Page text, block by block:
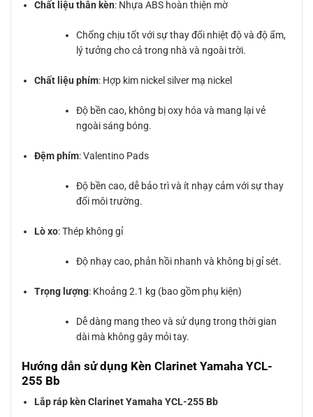
Chất liệu thân kèn: Nhựa ABS hoàn thiện mờ
Chống chịu tốt với sự thay đổi nhiệt độ và độ ẩm,
lý tưởng cho cả trong nhà và ngoài trời.
Chất liệu phím: Hợp kim nickel silver mạ nickel
Độ bền cao, không bị oxy hóa và mang lại vẻ
ngoài sáng bóng.
Đệm phím: Valentino Pads
Độ bền cao, dễ bảo trì và ít nhạy cảm với sự thay
đổi môi trường.
Lò xo: Thép không gỉ
Độ nhạy cao, phản hồi nhanh và không bị gỉ sét.
Trọng lượng: Khoảng 2.1 kg (bao gồm phụ kiện)
Dễ dàng mang theo và sử dụng trong thời gian
dài mà không gây mỏi tay.
Hướng dẫn sử dụng Kèn Clarinet Yamaha YCL-
255 Bb
Lắp ráp kèn Clarinet Yamaha YCL-255 Bb